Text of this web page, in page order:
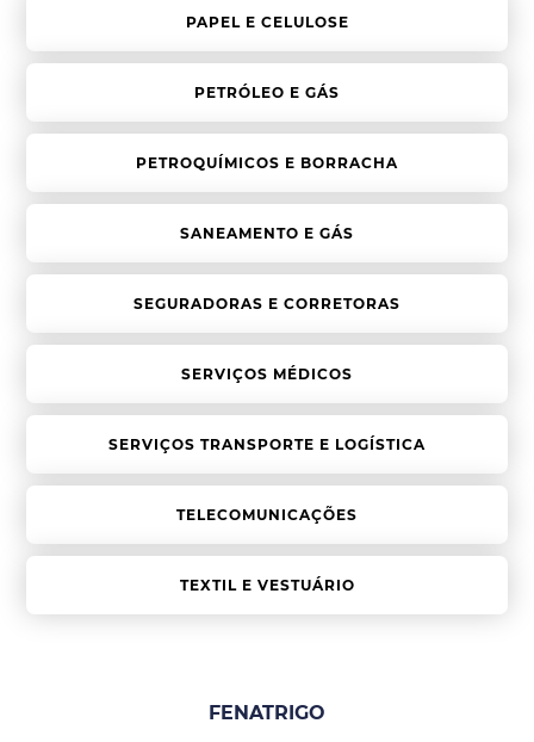
PAPEL E CELULOSE
PETRÓLEO E GÁS
PETROQUÍMICOS E BORRACHA
SANEAMENTO E GÁS
SEGURADORAS E CORRETORAS
SERVIÇOS MÉDICOS
SERVIÇOS TRANSPORTE E LOGÍSTICA
TELECOMUNICAÇÕES
TEXTIL E VESTUÁRIO
FENATRIGO